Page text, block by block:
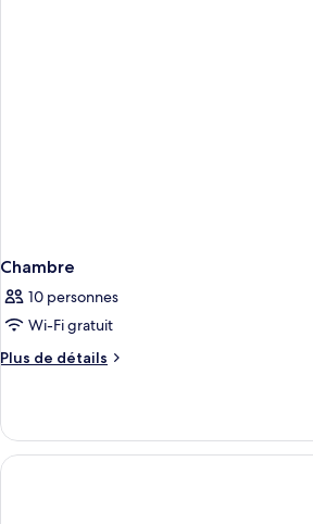
Chambre
10 personnes
Wi-Fi gratuit
Plus de détails
Plus
le
type
de